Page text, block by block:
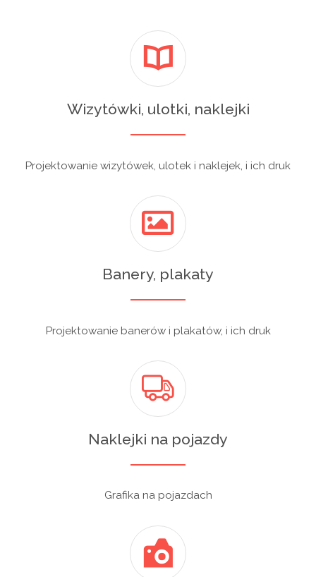
Wizytówki, ulotki, naklejki
Projektowanie wizytówek, ulotek i naklejek, i ich druk
Banery, plakaty
Projektowanie banerów i plakatów, i ich druk
Naklejki na pojazdy
Grafika na pojazdach